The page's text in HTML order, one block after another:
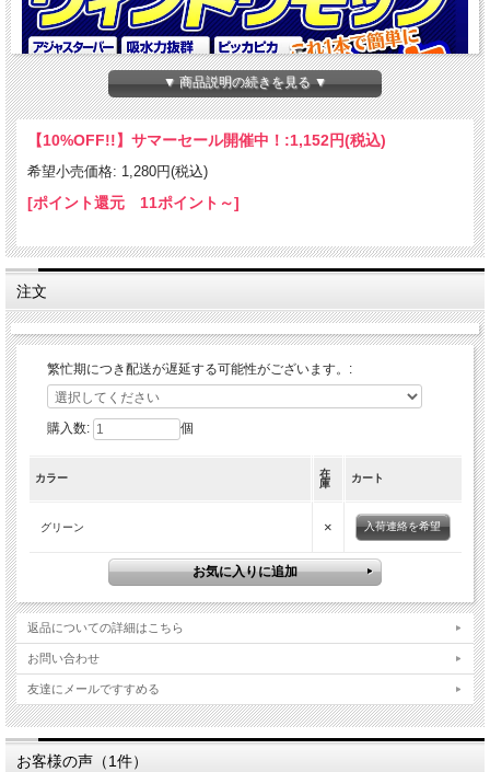
▼ 商品説明の続きを見る ▼
【10%OFF!!】サマーセール開催中！:1,152円(税込)
希望小売価格: 1,280円(税込)
[ポイント還元 11ポイント～]
注文
繁忙期につき配送が遅延する可能性がございます。:
購入数: 個
カラー
在
庫
カート
グリーン × 入荷連絡を希望
返品についての詳細はこちら
お問い合わせ
友達にメールですすめる
お客様の声（1件）